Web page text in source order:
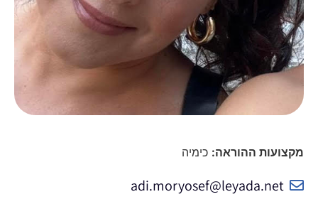
מקצועות ההוראה: כימיה
adi.moryosef@leyada.net